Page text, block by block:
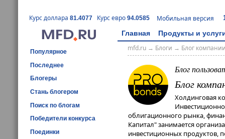
Курс доллара 81.4077 Курс евро 94.0585 Мобильная версия
Главная Продукты и
Популярное
Последнее
Блогеры
Стань блогером
Поиск по блогам
Победители конкурса
Поединки
mfd.ru→ Блоги → Блог
Блог
Блог
Холдинговая
облигационного рынка,
Капитал" занимается
инвестиционных продуктов,